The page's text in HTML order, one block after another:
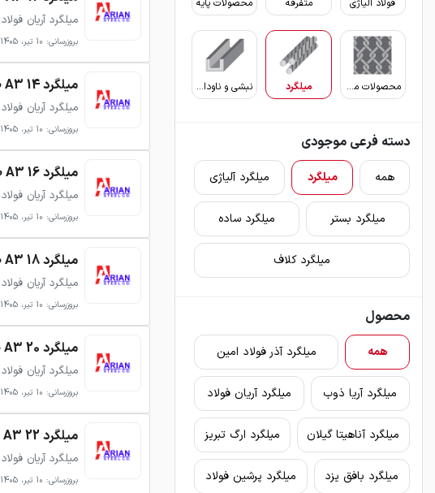
فولاد آلیاژی متفرقه محصولات پایه
محصولات مفتولی میلگرد نبشی و ناودانی
دسته فرعی موجودی
همه میلگرد میلگرد آلیاژی
میلگرد بستر میلگرد ساده
میلگرد کلاف
محصول
همه میلگرد آذر فولاد امین
میلگرد آریا ذوب میلگرد آریان فولاد
میلگرد آناهیتا گیلان میلگرد ارگ تبریز
میلگرد بافق یزد میلگرد پرشین فولاد
میلگرد آریان فولاد
بروزرسانی: 10 تیر، 1405
میلگرد 14 A3 طول 12 آریان فولاد
میلگرد آریان فولاد
بروزرسانی: 10 تیر، 1405
میلگرد 16 A3 طول 12 آریان فولاد
میلگرد آریان فولاد
بروزرسانی: 10 تیر، 1405
میلگرد 18 A3 طول 12 آریان فولاد
میلگرد آریان فولاد
بروزرسانی: 10 تیر، 1405
میلگرد 20 A3 طول 12 آریان فولاد
میلگرد آریان فولاد
بروزرسانی: 10 تیر، 1405
میلگرد 22 A3 طول 12 آریان فولاد
میلگرد آریان فولاد
بروزرسانی: 10 تیر، 1405